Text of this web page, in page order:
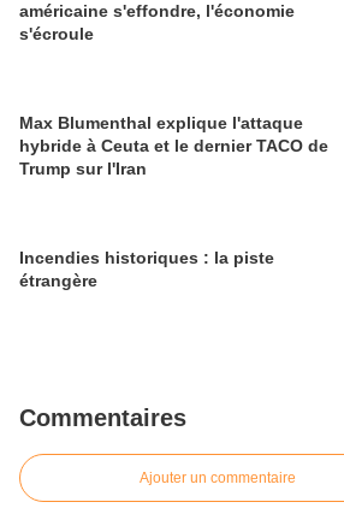
américaine s'effondre, l'économie
s'écroule
Max Blumenthal explique l'attaque
hybride à Ceuta et le dernier TACO de
Trump sur l'Iran
Incendies historiques : la piste
étrangère
Commentaires
Ajouter un commentaire